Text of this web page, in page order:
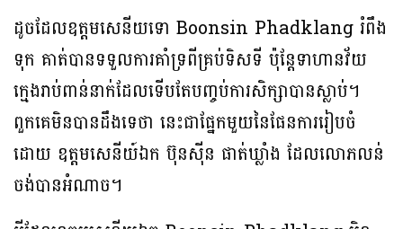
ដូចដែលឧត្តមសេនីយទោ Boonsin Phadklang រំពឹង
ទុក គាត់បានទទួលការគាំទ្រពីគ្រប់ទិសទី ប៉ុន្តែទាហានវ័យ
ក្មេងរាប់ពាន់នាក់ដែលទើបតែបញ្ចប់ការសិក្សាបានស្លាប់។
ពួកគេមិនបានដឹងទេថា នេះជាផ្នែកមួយនៃផែនការរៀបចំ
ដោយ ឧត្តមសេនីយ៍ឯក ប៊ុនស៊ីន ផាត់ឃ្លាំង ដែលលោភលន់
ចង់បានអំណាច។